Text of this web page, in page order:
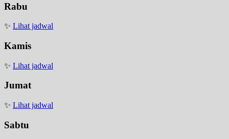
Rabu
✨ Lihat jadwal
Kamis
✨ Lihat jadwal
Jumat
✨ Lihat jadwal
Sabtu